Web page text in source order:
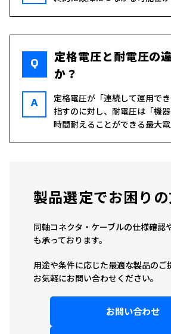
Q
定格電圧と耐電圧の
か？
A
定格電圧が「連続して運用で
指すのに対し、耐電圧は「機
時間耐えることができる最大電
製品選定でお困り
同軸コネクタ・ケーブルの仕様確認
も承っております。
用途や条件に応じた最適な製品のご
お気軽にお問い合わせください。
お問い合わせ